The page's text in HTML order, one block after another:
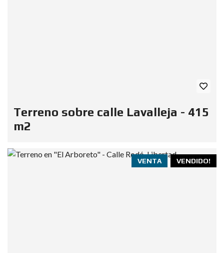
Terreno sobre calle Lavalleja - 415
m2
VENDIDO!
VENTA